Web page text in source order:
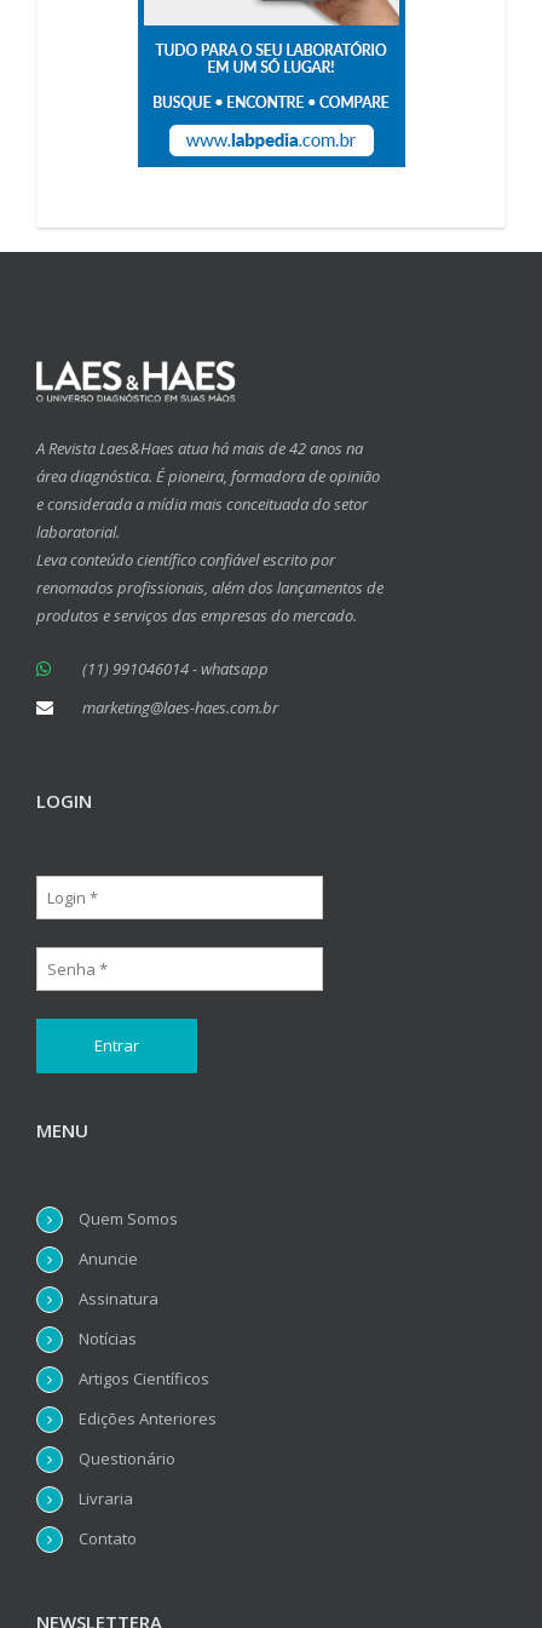
A Revista Laes&Haes atua há mais de 42 anos na
área diagnóstica. É pioneira, formadora de opinião
e considerada a mídia mais conceituada do setor
laboratorial.
Leva conteúdo científico confiável escrito por
renomados profissionais, além dos lançamentos de
produtos e serviços das empresas do mercado.
(11) 991046014 - whatsapp
marketing@laes-haes.com.br
LOGIN
MENU
Quem Somos
Anuncie
Assinatura
Notícias
Artigos Científicos
Edições Anteriores
Questionário
Livraria
Contato
NEWSLETTERA